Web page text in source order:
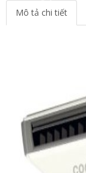
Mô tả chi tiết